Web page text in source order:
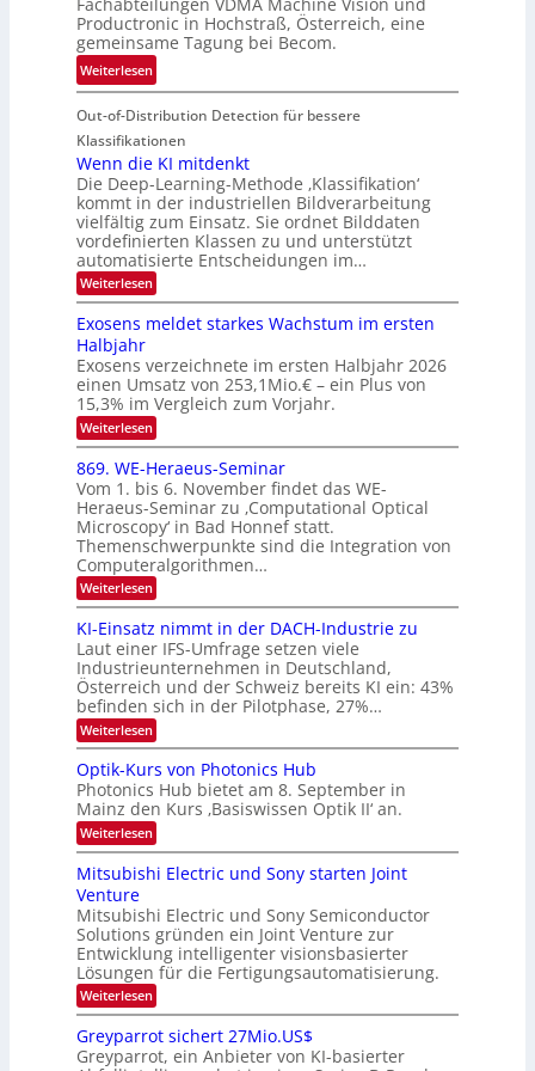
h
k
e
i
n
i
n
V
I
S
I
O
N
T
e
c
h
T
a
k
s
e
d
T
o
r
e
n
a
u
f
d
e
r
V
S
I
O
N
2
0
2
6
Fachabteilungen VDMA Machine Vision und
Productronic in Hochstraß, Österreich, eine
gemeinsame Tagung bei Becom.
Weiterlesen:
T
a
g
u
n
g
z
u
E
l
e
t
r
o
n
k
-
u
n
d
B
i
l
d
v
e
r
a
r
b
e
i
n
g
s
-
T
e
Out-of-Distribution Detection für bessere
Klassifikationen
Wenn die KI mitdenkt
Die Deep-Learning-Methode ‚Klassifikation‘
kommt in der industriellen Bildverarbeitung
vielfältig zum Einsatz. Sie ordnet Bilddaten
vordefinierten Klassen zu und unterstützt
automatisierte Entscheidungen im…
Weiterlesen:
W
n
d
i
e
K
I
m
i
t
d
e
n
k
t
Exosens meldet starkes Wachstum im ersten
Halbjahr
Exosens verzeichnete im ersten Halbjahr 2026
einen Umsatz von 253,1Mio.€ – ein Plus von
15,3% im Vergleich zum Vorjahr.
Weiterlesen:
E
x
o
s
e
n
s
m
e
l
d
e
t
s
t
a
r
k
e
W
a
c
h
s
u
i
m
e
r
s
t
e
n
H
a
869. WE-Heraeus-Seminar
Vom 1. bis 6. November findet das WE-
Heraeus-Seminar zu ‚Computational Optical
Microscopy‘ in Bad Honnef statt.
Themenschwerpunkte sind die Integration von
Computeralgorithmen…
Weiterlesen:
8
9
.
W
E
-
H
e
r
a
e
u
s
-
S
e
n
a
r
KI-Einsatz nimmt in der DACH-Industrie zu
Laut einer IFS-Umfrage setzen viele
Industrieunternehmen in Deutschland,
Österreich und der Schweiz bereits KI ein: 43%
befinden sich in der Pilotphase, 27%…
Weiterlesen:
K
-
E
i
n
s
t
n
m
m
t
i
n
d
e
r
Optik-Kurs von Photonics Hub
Photonics Hub bietet am 8. September in
Mainz den Kurs ‚Basiswissen Optik II‘ an.
Weiterlesen:
O
p
t
k
-
K
u
r
s
v
o
n
P
Mitsubishi Electric und Sony starten Joint
Venture
Mitsubishi Electric und Sony Semiconductor
Solutions gründen ein Joint Venture zur
Entwicklung intelligenter visionsbasierter
Lösungen für die Fertigungsautomatisierung.
Weiterlesen:
M
t
s
Greyparrot sichert 27Mio.US$
Greyparrot, ein Anbieter von KI-basierter